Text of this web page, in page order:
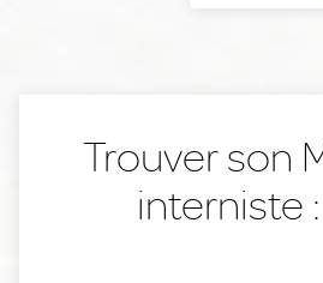
Trouver son
interniste